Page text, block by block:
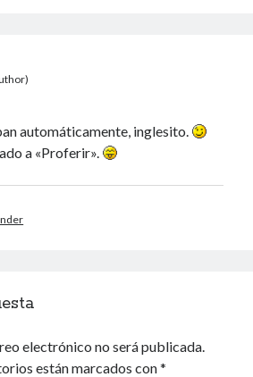
automáticamente, inglesito.
a «Proferir».
electrónico no será publicada.
están marcados con*